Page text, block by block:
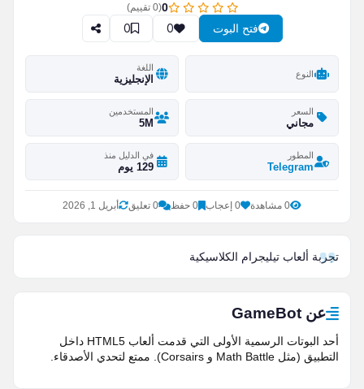
0
(
0 تقييم)
فتح البوت 0
0
النوع
اللغة
الإنجليزية
السعر
مجاني
المستخدمين
5M
المطور
Telegram
في الدليل منذ
129 يوم
0 مشاهدة 0 إعجاب 0 حفظ 0 تعليق أبريل 1, 2026
تجربة ألعاب تيليجرام الكلاسيكية
عن GameBot
أحد البوتات الرسمية الأولى التي قدمت ألعاب HTML5 داخل
التطبيق (مثل Math Battle و Corsairs). ممتع لتحدي الأصدقاء.